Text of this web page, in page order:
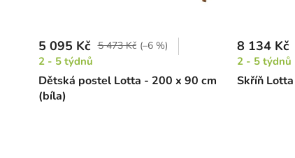
Dětská postel Lotta - 200 x 90 cm
(bíla)
5 095 Kč 5 473 Kč (–6 %)
2 - 5 týdnů
Skříň
8 134 Kč
2 - 5 týdnů